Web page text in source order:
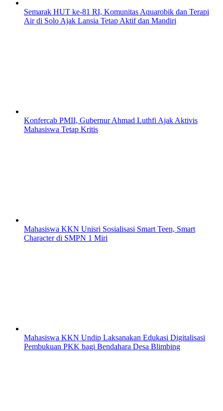
Semarak HUT ke-81 RI, Komunitas Aquarobik dan Terapi
Air di Solo Ajak Lansia Tetap Aktif dan Mandiri
Konfercab PMII, Gubernur Ahmad Luthfi Ajak Aktivis
Mahasiswa Tetap Kritis
Mahasiswa KKN Unisri Sosialisasi Smart Teen, Smart
Character di SMPN 1 Miri
Mahasiswa KKN Undip Laksanakan Edukasi Digitalisasi
Pembukuan PKK bagi Bendahara Desa Blimbing